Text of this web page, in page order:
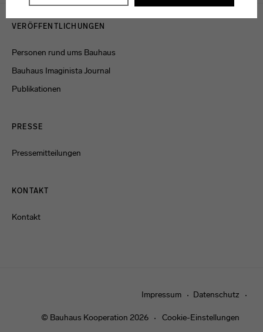
Datenschutzerklärung
Menulinks
VERÖFFENTLICHUNGEN
Personen rund ums Bauhaus
Bauhaus Imaginista Journal
Publikationen
PRESSE
Pressemitteilungen
KONTAKT
Kontakt
Impressum Datenschutz
© Bauhaus Kooperation 2026 Cookie-Einstellungen